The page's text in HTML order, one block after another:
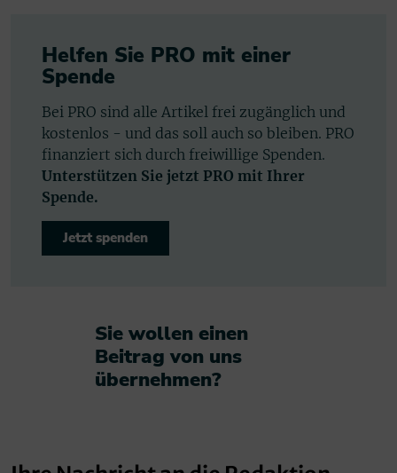
Helfen Sie PRO mit einer
Spende
Bei PRO sind alle Artikel frei zugänglich und
kostenlos - und das soll auch so bleiben. PRO
finanziert sich durch freiwillige Spenden.
Unterstützen Sie jetzt PRO mit Ihrer
Spende.
Jetzt spenden
Sie wollen einen
Beitrag von uns
übernehmen?​